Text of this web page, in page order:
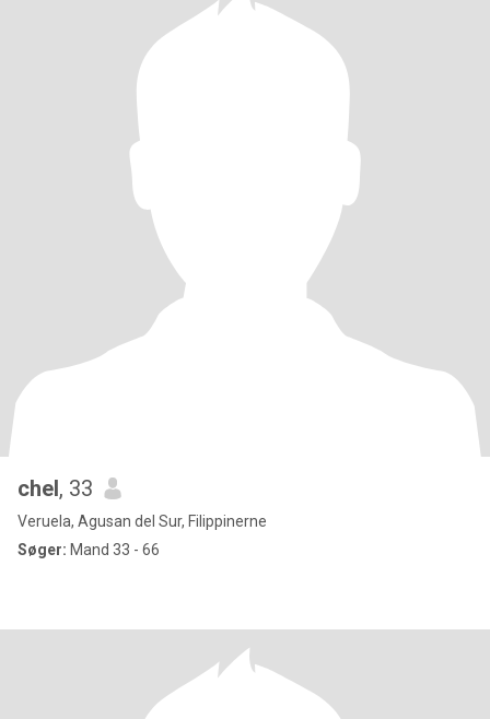
chel, 33
Veruela, Agusan del Sur, Filippinerne
Søger: Mand 33 - 66